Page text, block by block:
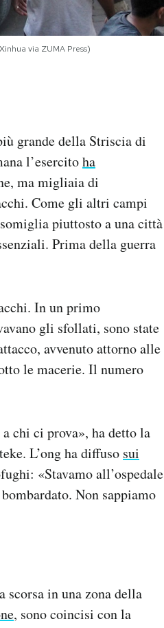
via ZUMA Press)
grande della Striscia di
l’esercitoha
ma migliaia di
Come gli altri campi
piuttosto a una città
Prima della guerra
In un primo
gli sfollati, sono state
avvenuto attorno alle
le macerie. Il numero
chi ci prova», ha detto la
L’ong ha diffuso sui
«Stavamo all’ospedale
Non sappiamo
in una zona della
, sono coincisi con la